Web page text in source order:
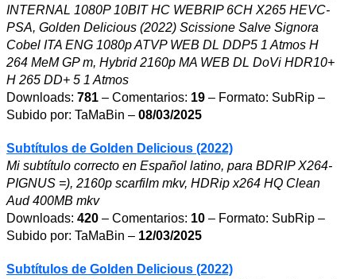
INTERNAL 1080P 10BIT HC WEBRIP 6CH X265 HEVC-
PSA, Golden Delicious (2022) Scissione Salve Signora
Cobel ITA ENG 1080p ATVP WEB DL DDP5 1 Atmos H
264 MeM GP m, Hybrid 2160p MA WEB DL DoVi HDR10+
H 265 DD+ 5 1 Atmos
Downloads: 781 – Comentarios: 19 – Formato: SubRip –
Subido por: TaMaBin – 08/03/2025
Subtítulos de Golden Delicious (2022)
Mi subtítulo correcto en Español latino, para BDRIP X264-
PIGNUS =), 2160p scarfilm mkv, HDRip x264 HQ Clean
Aud 400MB mkv
Downloads: 420 – Comentarios: 10 – Formato: SubRip –
Subido por: TaMaBin – 12/03/2025
Subtítulos de Golden Delicious (2022)